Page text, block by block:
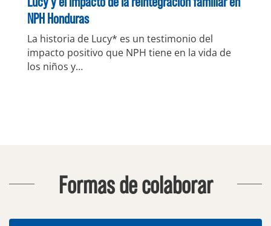
NPH Honduras
La historia de Lucy* es un testimonio del
impacto positivo que NPH tiene en la vida de
los niños y…
Formas de colaborar